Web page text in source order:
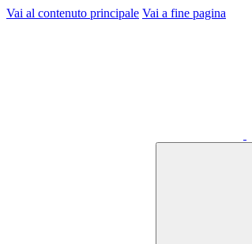
Vai al contenuto principale Vai a fine pagina